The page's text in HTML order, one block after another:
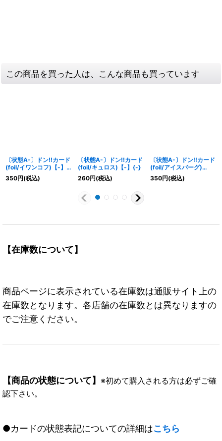
この商品を買った人は、こんな商品も買っています
〔状態A-〕ドン!!カード
(foil/イワンコフ)【-】
{-}
350円(税込)
〔状態A-〕ドン!!カード
(foil/キュロス)【-】{-}
260円(税込)
〔状態A-〕ドン!!カード
(foil/アイスバーグ)
【-】{-}
350円(税込)
【在庫数について】
商品ページに表示されている在庫数は通販サイト上の
在庫数となります。各店舗の在庫数とは異なりますの
でご注意ください。
【商品の状態について】 ※初めて購入される方は必ずご確
認下さい。
●カードの状態表記についての詳細はこちら